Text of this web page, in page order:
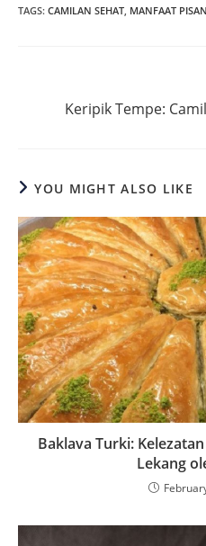
TAGS: CAMILAN SEHAT MANFAAT
Keripik Tempe:
YOU MIGHT ALSO LIKE
Baklava Turki:
Lekang